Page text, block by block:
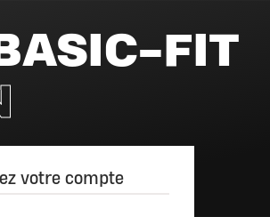
FIT
votre compte